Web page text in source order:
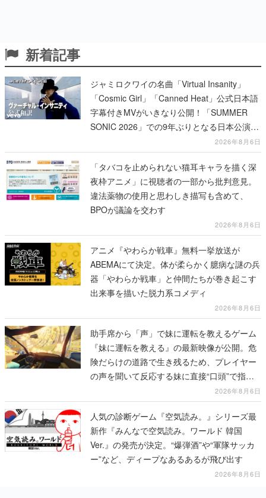
新着記事
ジャミロクワイの名曲「Virtual Insanity」
「Cosmic Girl」「Canned Heat」公式日本語
字幕付きMVがいきなり公開！「SUMMER
SONIC 2026」での9年ぶりとなる日本公演を
2026年8月6日
「タバコを止められない猫耳キャラを描く深
夜枠アニメ」に視聴者の一部から批判意見。
違法薬物の使用と思わしき描写も含めて、
BPOが議論を交わす
2026年8月6日
アニメ『やわらか戦車』無料一挙放送が
ABEMAにて決定。体が柔らかく臆病な謎の兵
器「やわらか戦車」と仲間たちが巻き起こす
出来事を描いた脱力系コメディ
2026年8月6日
助手席から「声」で妹に運転を教えるゲーム
『妹に運転を教える』の最新映像が公開。危
険だらけの道路で生き残るため、プレイヤー
の声を聞いて反応する妹に直接“口頭”で指示
2026年8月6日
人気の診断ゲーム『空気読み。』シリーズ最
新作『みんなで空気読み。ワールド 韓国
Ver.』の発売が決定。“爆弾酒”や“軍隊サッカ
ー”など、ディープなあるあるが飛び出す
2026年8月6日